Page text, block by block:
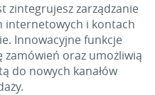
zintegrujesz zarządzanie
internetowych i kontach
Innowacyjne funkcje
zamówień oraz umożliwią
do nowych kanałów